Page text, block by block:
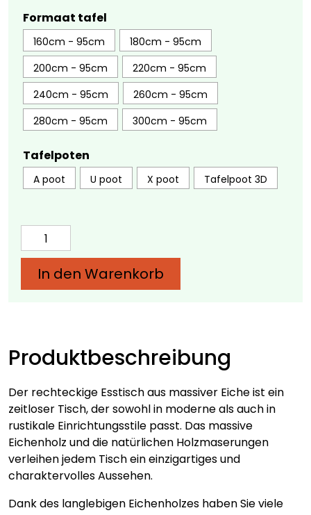
Formaat tafel
160cm - 95cm
180cm - 95cm
200cm - 95cm
220cm - 95cm
240cm - 95cm
260cm - 95cm
280cm - 95cm
300cm - 95cm
Tafelpoten
A poot U poot X poot Tafelpoot 3D
Rechteckiger
Esstisch
massiver
In den Warenkorb
Produktbeschreibung
Der rechteckige Esstisch aus massiver Eiche ist ein
zeitloser Tisch, der sowohl in moderne als auch in
rustikale Einrichtungsstile passt. Das massive
Eichenholz und die natürlichen Holzmaserungen
verleihen jedem Tisch ein einzigartiges und
charaktervolles Aussehen.
Dank des langlebigen Eichenholzes haben Sie viele